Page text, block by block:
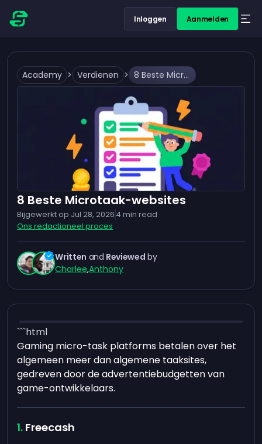
Inloggen Aanmelden
Academy > Verdienen > 8 Beste Microtaak-websites
8 Beste Microtaak-websites
Bijgewerkt op Jul 28, 2026 4 min read
Ons redactioneel proces
Written and Reviewed by
Charlee,Anthony
```html
Gaming micro-task platforms betalen over het
algemeen meer dan algemene taaksites,
gedreven door de advertentiebudgetten van
game-ontwikkelaars.
Freecash